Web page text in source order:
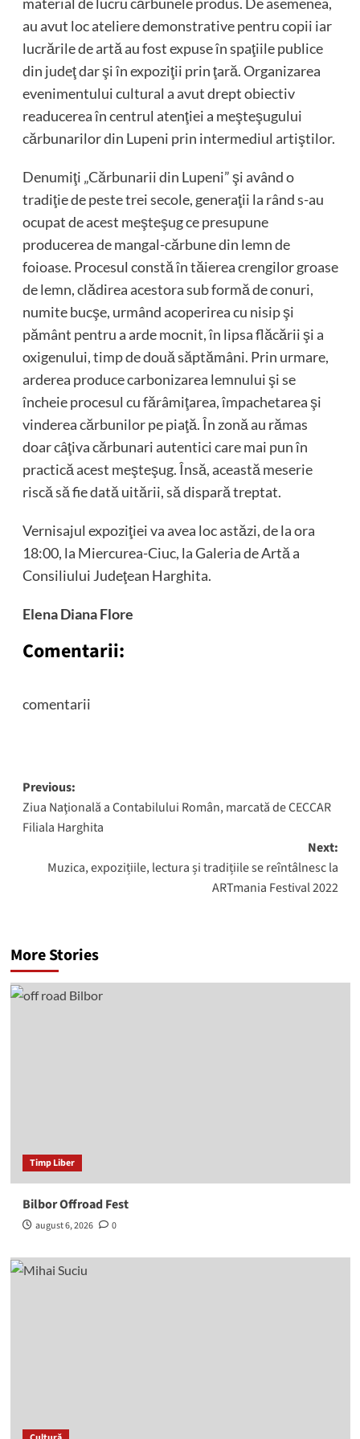
au avut loc ateliere demonstrative pentru copii iar
lucrările de artă au fost expuse în spaţiile publice
din judeţ dar şi în expoziţii prin ţară. Organizarea
evenimentului cultural a avut drept obiectiv
readucerea în centrul atenţiei a meşteşugului
cărbunarilor din Lupeni prin intermediul artiştilor.
Denumiţi „Cărbunarii din Lupeni” şi având o
tradiţie de peste trei secole, generaţii la rând s-au
ocupat de acest meşteşug ce presupune
producerea de mangal-cărbune din lemn de
foioase. Procesul constă în tăierea crengilor groase
de lemn, clădirea acestora sub formă de conuri,
numite bucşe, urmând acoperirea cu nisip şi
pământ pentru a arde mocnit, în lipsa flăcării şi a
oxigenului, timp de două săptămâni. Prin urmare,
arderea produce carbonizarea lemnului şi se
încheie procesul cu fărâmiţarea, împachetarea şi
vinderea cărbunilor pe piaţă. În zonă au rămas
doar câţiva cărbunari autentici care mai pun în
practică acest meşteşug. Însă, această meserie
riscă să fie dată uitării, să dispară treptat.
Vernisajul expoziţiei va avea loc astăzi, de la ora
18:00, la Miercurea-Ciuc, la Galeria de Artă a
Consiliului Judeţean Harghita.
Elena Diana Flore
Comentarii:
comentarii
Post
navigation
Previous:
Ziua Naţională a Contabilului Român, marcată de CECCAR
Filiala Harghita
Next:
Muzica, expozițiile, lectura și tradițiile se reîntâlnesc la
ARTmania Festival 2022
More Stories
Timp Liber
Bilbor Offroad Fest
august 6, 2026 0